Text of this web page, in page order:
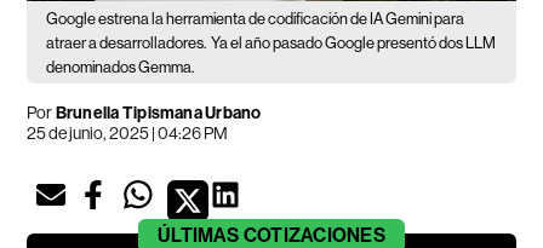
Google estrena la herramienta de codificación de IA Gemini para
atraer a desarrolladores. Ya el año pasado Google presentó dos LLM
denominados Gemma.
PorBrunella Tipismana Urbano
25 de junio, 2025 | 04:26 PM
ÚLTIMAS COTIZACIONES